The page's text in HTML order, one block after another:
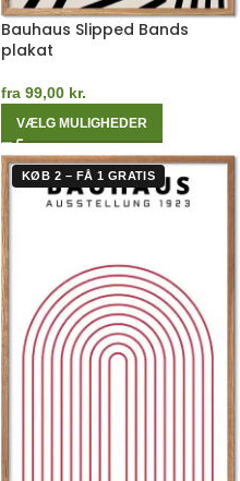
Bauhaus Slipped Bands
plakat
fra 99,00 kr.
VÆLG MULIGHEDER
KØB 2 – FÅ 1 GRATIS